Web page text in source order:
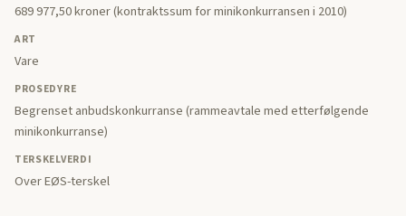
689 977,50 kroner (kontraktssum for minikonkurransen i 2010)
ART
Vare
PROSEDYRE
Begrenset anbudskonkurranse (rammeavtale med etterfølgende
minikonkurranse)
TERSKELVERDI
Over EØS-terskel